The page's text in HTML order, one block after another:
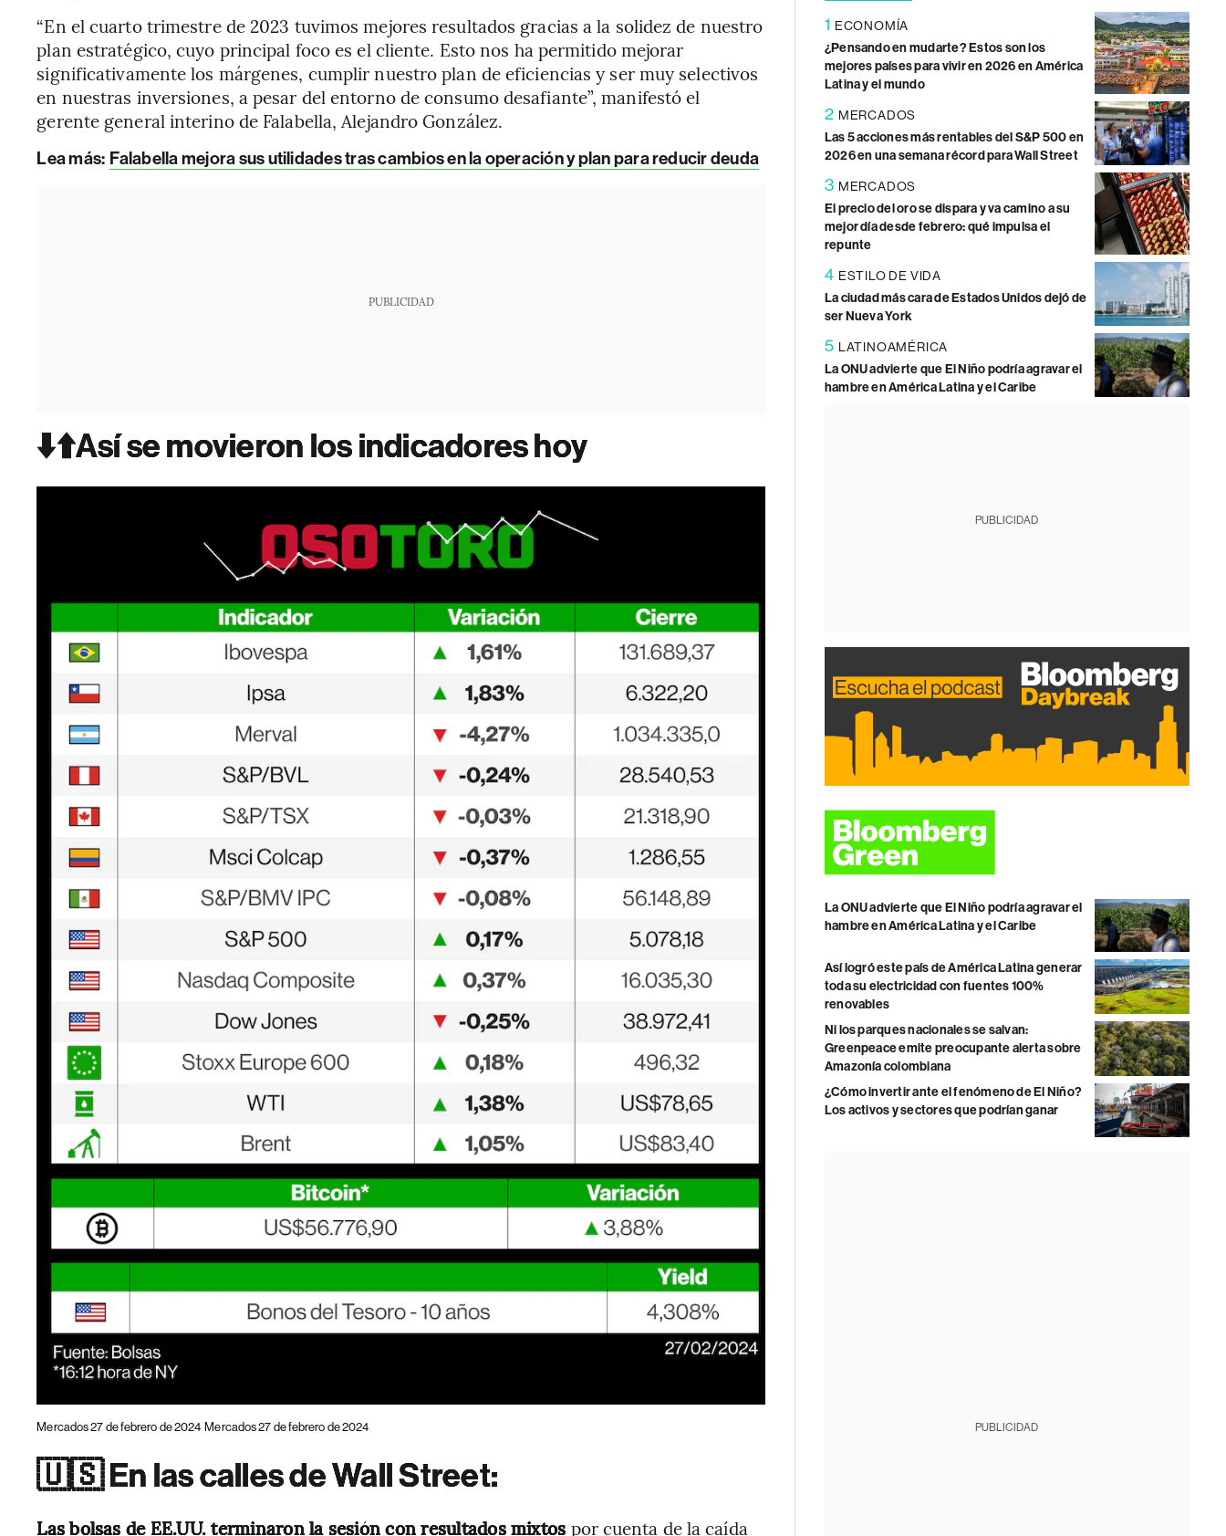
“En el cuarto trimestre de 2023 tuvimos mejores resultados gracias a la solidez de nuestro
plan estratégico, cuyo principal foco es el cliente. Esto nos ha permitido mejorar
significativamente los márgenes, cumplir nuestro plan de eficiencias y ser muy selectivos
en nuestras inversiones, a pesar del entorno de consumo desafiante”, manifestó el
gerente general interino de Falabella, Alejandro González.
Lea más: Falabella mejora sus utilidades tras cambios en la operación y plan para reducir deuda
PUBLICIDAD
⬇️⬆️Así se movieron los indicadores hoy
Mercados 27 de febrero de 2024 Mercados 27 de febrero de 2024
🇺🇸 En las calles de Wall Street:
Las bolsas de EE.UU. terminaron la sesión con resultados mixtos por cuenta de la caída
1 ECONOMÍA
¿Pensando en mudarte? Estos son los
mejores países para vivir en 2026 en América
Latina y el mundo
2 MERCADOS
Las 5 acciones más rentables del S&P 500 en
2026 en una semana récord para Wall Street
3 MERCADOS
El precio del oro se dispara y va camino a su
mejor día desde febrero: qué impulsa el
repunte
4 ESTILO DE VIDA
La ciudad más cara de Estados Unidos dejó de
ser Nueva York
5 LATINOAMÉRICA
La ONU advierte que El Niño podría agravar el
hambre en América Latina y el Caribe
PUBLICIDAD
La ONU advierte que El Niño podría agravar el
hambre en América Latina y el Caribe
Así logró este país de América Latina generar
toda su electricidad con fuentes 100%
renovables
Ni los parques nacionales se salvan:
Greenpeace emite preocupante alerta sobre
Amazonía colombiana
¿Cómo invertir ante el fenómeno de El Niño?
Los activos y sectores que podrían ganar
PUBLICIDAD